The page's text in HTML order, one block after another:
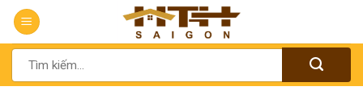
Chuyển
đến
nộiTìm
kiếm: